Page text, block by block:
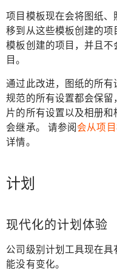
项目模板现在会将图纸
移到从这些模板创建的项
模板创建的项目，并且
目。
通过此改进，图纸的所有
规范的所有设置都会保
片的所有设置以及相册
会继承。 请参阅会从项
详情。
计划
现代化的计划体验
公司级别计划工具现在
能没有变化。